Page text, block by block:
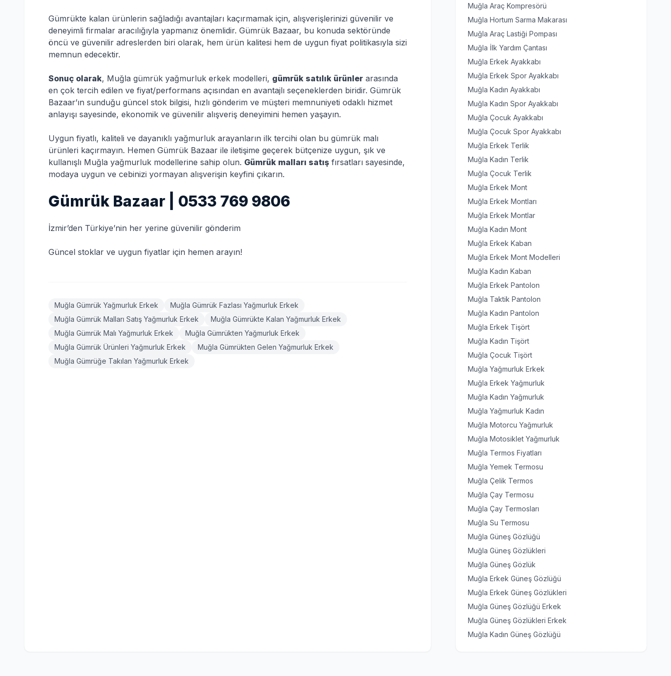
Gümrükte kalan ürünlerin sağladığı avantajları kaçırmamak için, alışverişlerinizi güvenilir ve
deneyimli firmalar aracılığıyla yapmanız önemlidir. Gümrük Bazaar, bu konuda sektöründe
öncü ve güvenilir adreslerden biri olarak, hem ürün kalitesi hem de uygun fiyat politikasıyla sizi
memnun edecektir.
Sonuç olarak, Muğla gümrük yağmurluk erkek modelleri, gümrük satılık ürünler arasında
en çok tercih edilen ve fiyat/performans açısından en avantajlı seçeneklerden biridir. Gümrük
Bazaar’ın sunduğu güncel stok bilgisi, hızlı gönderim ve müşteri memnuniyeti odaklı hizmet
anlayışı sayesinde, ekonomik ve güvenilir alışveriş deneyimini hemen yaşayın.
Uygun fiyatlı, kaliteli ve dayanıklı yağmurluk arayanların ilk tercihi olan bu gümrük malı
ürünleri kaçırmayın. Hemen Gümrük Bazaar ile iletişime geçerek bütçenize uygun, şık ve
kullanışlı Muğla yağmurluk modellerine sahip olun. Gümrük malları satış fırsatları sayesinde,
modaya uygun ve cebinizi yormayan alışverişin keyfini çıkarın.
Gümrük Bazaar | 0533 769 9806
İzmir’den Türkiye’nin her yerine güvenilir gönderim
Güncel stoklar ve uygun fiyatlar için hemen arayın!
Muğla Gümrük Yağmurluk Erkek
Muğla Gümrük Fazlası Yağmurluk Erkek
Muğla Gümrük Malları Satış Yağmurluk Erkek
Muğla Gümrükte Kalan Yağmurluk Erkek
Muğla Gümrük Malı Yağmurluk Erkek
Muğla Gümrükten Yağmurluk Erkek
Muğla Gümrük Ürünleri Yağmurluk Erkek
Muğla Gümrükten Gelen Yağmurluk Erkek
Muğla Gümrüğe Takılan Yağmurluk Erkek
Muğla Araç Kompresörü
Muğla Hortum Sarma Makarası
Muğla Araç Lastiği Pompası
Muğla İlk Yardım Çantası
Muğla Erkek Ayakkabı
Muğla Erkek Spor Ayakkabı
Muğla Kadın Ayakkabı
Muğla Kadın Spor Ayakkabı
Muğla Çocuk Ayakkabı
Muğla Çocuk Spor Ayakkabı
Muğla Erkek Terlik
Muğla Kadın Terlik
Muğla Çocuk Terlik
Muğla Erkek Mont
Muğla Erkek Montları
Muğla Erkek Montlar
Muğla Kadın Mont
Muğla Erkek Kaban
Muğla Erkek Mont Modelleri
Muğla Kadın Kaban
Muğla Erkek Pantolon
Muğla Taktik Pantolon
Muğla Kadın Pantolon
Muğla Erkek Tişört
Muğla Kadın Tişört
Muğla Çocuk Tişört
Muğla Yağmurluk Erkek
Muğla Erkek Yağmurluk
Muğla Kadın Yağmurluk
Muğla Yağmurluk Kadın
Muğla Motorcu Yağmurluk
Muğla Motosiklet Yağmurluk
Muğla Termos Fiyatları
Muğla Yemek Termosu
Muğla Çelik Termos
Muğla Çay Termosu
Muğla Çay Termosları
Muğla Su Termosu
Muğla Güneş Gözlüğü
Muğla Güneş Gözlükleri
Muğla Güneş Gözlük
Muğla Erkek Güneş Gözlüğü
Muğla Erkek Güneş Gözlükleri
Muğla Güneş Gözlüğü Erkek
Muğla Güneş Gözlükleri Erkek
Muğla Kadın Güneş Gözlüğü